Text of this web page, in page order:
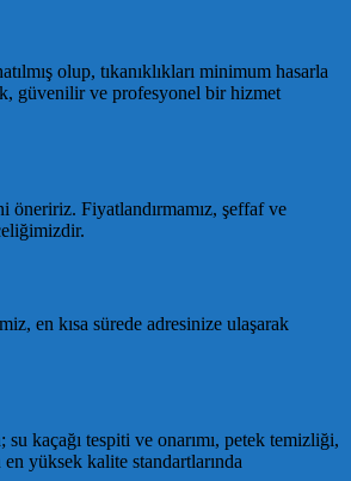
olup, tıkanıklıkları minimum hasarla
güvenilir ve profesyonel bir hizmet
Fiyatlandırmamız, şeffaf ve
en kısa sürede adresinize ulaşarak
kaçağı tespiti ve onarımı, petek temizliği,
yüksek kalite standartlarında